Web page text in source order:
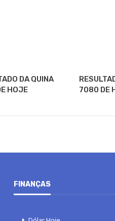
DA QUINA
HOJE
7080 DE
FINANÇAS